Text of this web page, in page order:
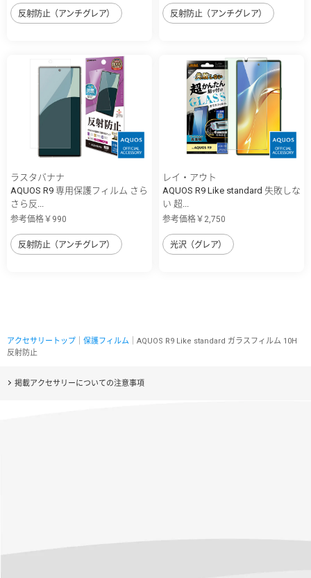
反射防止（アンチグレア） 反射防止（アンチグレア）
ラスタバナナ
AQUOS R9 専用保護フィルム さら
さら反...
参考価格￥990
反射防止（アンチグレア）
レイ・アウト
AQUOS R9 Like standard 失敗しな
い 超...
参考価格￥2,750
光沢（グレア）
アクセサリートップ 保護フィルム ｜AQUOS R9 Like standard ガラスフィルム 10H
反射防止
掲載アクセサリーについての注意事項